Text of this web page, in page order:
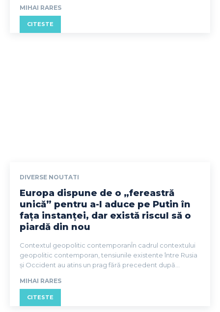
MIHAI RARES
CITESTE
DIVERSE NOUTATI
Europa dispune de o „fereastră
unică” pentru a-l aduce pe Putin în
fața instanței, dar există riscul să o
piardă din nou
Contextul geopolitic contemporanÎn cadrul contextului
geopolitic contemporan, tensiunile existente între Rusia
și Occident au atins un prag fără precedent după...
MIHAI RARES
CITESTE